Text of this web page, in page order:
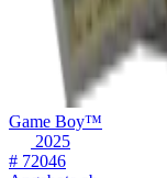
Game Boy™
2025
# 72046